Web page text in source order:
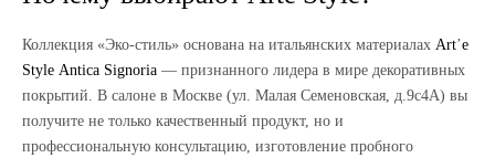
Коллекция «Эко-стиль» основана на итальянских материалах Art’e
Style Antica Signoria — признанного лидера в мире декоративных
покрытий. В салоне в Москве (ул. Малая Семеновская, д.9с4А) вы
получите не только качественный продукт, но и
профессиональную консультацию, изготовление пробного